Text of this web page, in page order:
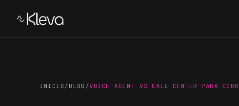
INICIO/BLOG /VOICE AGENT VS CALL CENTER PARA